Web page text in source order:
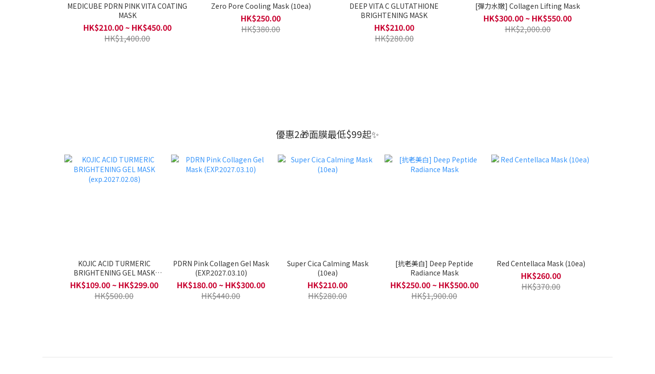
MEDICUBE PDRN PINK VITA COATING
MASK
HK$210.00 ~ HK$450.00
HK$1,400.00
Zero Pore Cooling Mask (10ea)
HK$250.00
HK$380.00
DEEP VITA C GLUTATHIONE
BRIGHTENING MASK
HK$210.00
HK$280.00
[彈力水嫩] Collagen Lifting Mask
HK$300.00 ~ HK$550.00
HK$2,000.00
優惠2🎁面膜最低$99起✨
KOJIC ACID TURMERIC
BRIGHTENING GEL MASK
(exp.2027.02.08)
HK$109.00 ~ HK$299.00
HK$500.00
PDRN Pink Collagen Gel Mask
(EXP.2027.03.10)
HK$180.00 ~ HK$300.00
HK$440.00
Super Cica Calming Mask
(10ea)
HK$210.00
HK$280.00
[抗老美白] Deep Peptide
Radiance Mask
HK$250.00 ~ HK$500.00
HK$1,900.00
Red Centellaca Mask (10ea)
HK$260.00
HK$370.00